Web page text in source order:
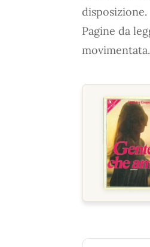
disposizione.
Pagine da